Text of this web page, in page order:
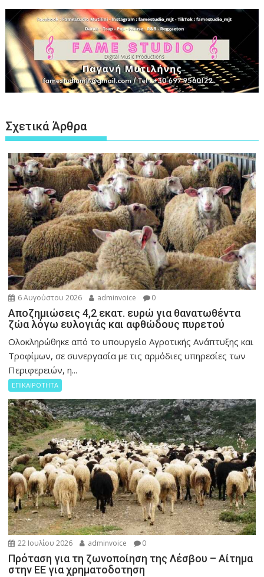
Σχετικά Άρθρα
6 Αυγούστου 2026 adminvoice 0
Αποζημιώσεις 4,2 εκατ. ευρώ για θανατωθέντα
ζώα λόγω ευλογιάς και αφθώδους πυρετού
Ολοκληρώθηκε από το υπουργείο Αγροτικής Ανάπτυξης και
Τροφίμων, σε συνεργασία με τις αρμόδιες υπηρεσίες των
Περιφερειών, η...
ΕΠΙΚΑΙΡΟΤΗΤΑ
22 Ιουλίου 2026 adminvoice 0
Πρόταση για τη ζωνοποίηση της Λέσβου – Αίτημα
στην ΕΕ για χρηματοδοτηση